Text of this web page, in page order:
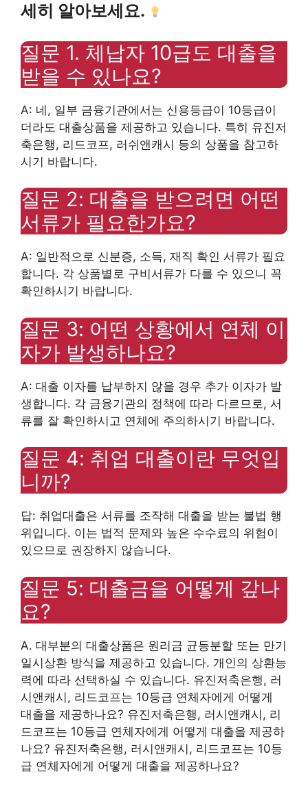
세히 알아보세요.
질문 1. 체납자 10급도 대출을
받을 수 있나요?
A: 네, 일부 금융기관에서는 신용등급이 10등급이
더라도 대출상품을 제공하고 있습니다. 특히 유진저
축은행, 리드코프, 러쉬앤캐시 등의 상품을 참고하
시기 바랍니다.
질문 2: 대출을 받으려면 어떤
서류가 필요한가요?
A: 일반적으로 신분증, 소득, 재직 확인 서류가 필요
합니다. 각 상품별로 구비서류가 다를 수 있으니 꼭
확인하시기 바랍니다.
질문 3: 어떤 상황에서 연체 이
자가 발생하나요?
A: 대출 이자를 납부하지 않을 경우 추가 이자가 발
생합니다. 각 금융기관의 정책에 따라 다르므로, 서
류를 잘 확인하시고 연체에 주의하시기 바랍니다.
질문 4: 취업 대출이란 무엇입
니까?
답: 취업대출은 서류를 조작해 대출을 받는 불법 행
위입니다. 이는 법적 문제와 높은 수수료의 위험이
있으므로 권장하지 않습니다.
질문 5: 대출금을 어떻게 갚나
요?
A. 대부분의 대출상품은 원리금 균등분할 또는 만기
일시상환 방식을 제공하고 있습니다. 개인의 상환능
력에 따라 선택하실 수 있습니다. 유진저축은행, 러
시앤캐시, 리드코프는 10등급 연체자에게 어떻게
대출을 제공하나요? 유진저축은행, 러시앤캐시, 리
드코프는 10등급 연체자에게 어떻게 대출을 제공하
나요? 유진저축은행, 러시앤캐시, 리드코프는 10등
급 연체자에게 어떻게 대출을 제공하나요?